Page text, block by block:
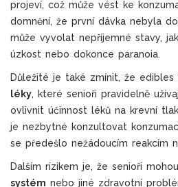
projeví, což může vést ke
domnění, že první dávka nebyla
může vyvolat nepříjemné stavy,
úzkost nebo dokonce paranoia.
Důležité je také zmínit, že
léky, které senioři pravidelně
ovlivnit účinnost léků na krevní
je nezbytné konzultovat
se předešlo nežádoucím reakcím
Dalším rizikem je, že senioři
systém nebo jiné zdravotní